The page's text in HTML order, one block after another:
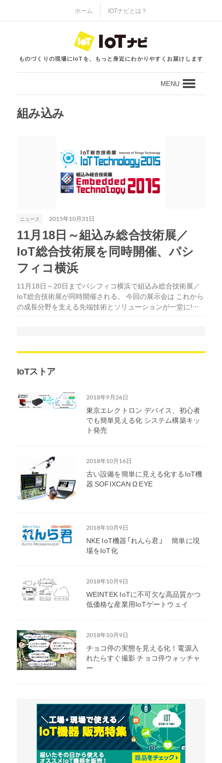
ホーム IOTナビとは？
ものづくりの現場にIoTを、もっと身近にわかりやすくお届けします
MENU
組み込み
ニュース 2015年10月31日
11月18日～組込み総合技術展／
IoT総合技術展を同時開催、パシ
フィコ横浜
11月18日～20日までパシフィコ横浜で組込み総合技術展／
IoT総合技術展が同時開催される。 今回の展示会は これから
の成長分野を支える先端技術とソリューションが一堂に!…
IoTストア
2018年9月26日
東京エレクトロン デバイス、初心者
でも簡単見える化 システム構築キッ
ト発売
2018年10月16日
古い設備を簡単に見える化するIoT機
器 SOFIXCAN Ω EYE
2018年10月9日
NKE IoT機器「れんら君」 簡単に現
場をIoT化
2018年10月9日
WEINTEK IoTに不可欠な高品質かつ
低価格な産業用IoTゲートウェイ
2018年10月9日
チョコ停の実態を見える化！電源入
れたらすぐ撮影 チョコ停ウォッチャ
ー